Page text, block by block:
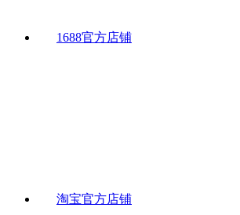
1688官方店铺
淘宝官方店铺